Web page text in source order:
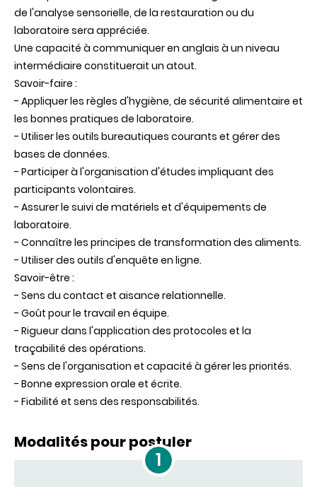
de l'analyse sensorielle, de la restauration ou du
laboratoire sera appréciée.
Une capacité à communiquer en anglais à un niveau
intermédiaire constituerait un atout.
Savoir-faire :
- Appliquer les règles d'hygiène, de sécurité alimentaire et
les bonnes pratiques de laboratoire.
- Utiliser les outils bureautiques courants et gérer des
bases de données.
- Participer à l'organisation d'études impliquant des
participants volontaires.
- Assurer le suivi de matériels et d'équipements de
laboratoire.
- Connaître les principes de transformation des aliments.
- Utiliser des outils d'enquête en ligne.
Savoir-être :
- Sens du contact et aisance relationnelle.
- Goût pour le travail en équipe.
- Rigueur dans l'application des protocoles et la
traçabilité des opérations.
- Sens de l'organisation et capacité à gérer les priorités.
- Bonne expression orale et écrite.
- Fiabilité et sens des responsabilités.
Modalités pour postuler